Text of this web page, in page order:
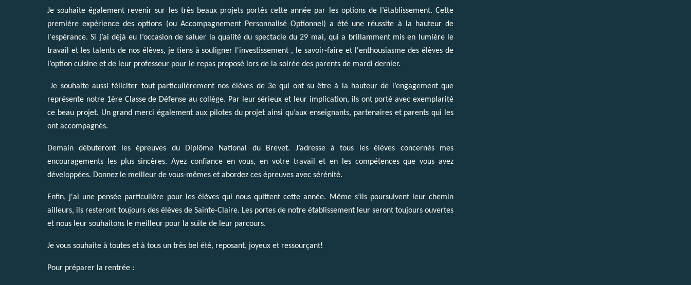
Je souhaite également revenir sur les très beaux projets portés cette année par les options de l’établissement. Cette
première expérience des options (ou Accompagnement Personnalisé Optionnel) a été une réussite à la hauteur de
l'espérance. Si j’ai déjà eu l’occasion de saluer la qualité du spectacle du 29 mai, qui a brillamment mis en lumière le
travail et les talents de nos élèves, je tiens à souligner l'investissement , le savoir-faire et l'enthousiasme des élèves de
l’option cuisine et de leur professeur pour le repas proposé lors de la soirée des parents de mardi dernier.
Je souhaite aussi féliciter tout particulièrement nos élèves de 3e qui ont su être à la hauteur de l’engagement que
représente notre 1ère Classe de Défense au collège. Par leur sérieux et leur implication, ils ont porté avec exemplarité
ce beau projet. Un grand merci également aux pilotes du projet ainsi qu’aux enseignants, partenaires et parents qui les
ont accompagnés.
Demain débuteront les épreuves du Diplôme National du Brevet. J’adresse à tous les élèves concernés mes
encouragements les plus sincères. Ayez confiance en vous, en votre travail et en les compétences que vous avez
développées. Donnez le meilleur de vous-mêmes et abordez ces épreuves avec sérénité.
Enfin, j'ai une pensée particulière pour les élèves qui nous quittent cette année. Même s’ils poursuivent leur chemin
ailleurs, ils resteront toujours des élèves de Sainte-Claire. Les portes de notre établissement leur seront toujours ouvertes
et nous leur souhaitons le meilleur pour la suite de leur parcours.
Je vous souhaite à toutes et à tous un très bel été, reposant, joyeux et ressourçant!
Pour préparer la rentrée :